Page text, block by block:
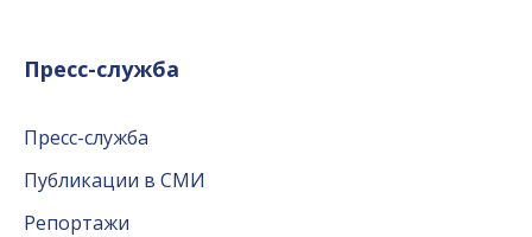
Пресс-служба
Пресс-служба
Публикации в СМИ
Репортажи